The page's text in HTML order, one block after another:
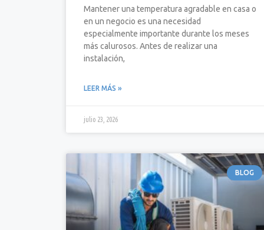
Mantener una temperatura agradable en casa o
en un negocio es una necesidad
especialmente importante durante los meses
más calurosos. Antes de realizar una
instalación,
LEER MÁS »
julio 23, 2026
BLOG